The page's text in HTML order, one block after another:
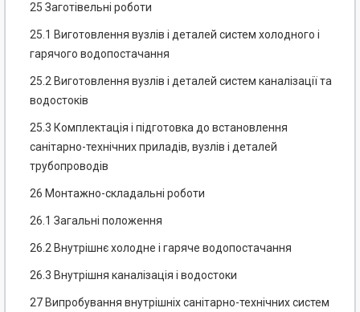
25 Заготівельні роботи
25.1 Виготовлення вузлів і деталей систем холодного і
гарячого водопостачання
25.2 Виготовлення вузлів і деталей систем каналізації та
водостоків
25.3 Комплектація і підготовка до встановлення
санітарно-технічних приладів, вузлів і деталей
трубопроводів
26 Монтажно-складальні роботи
26.1 Загальні положення
26.2 Внутрішнє холодне і гаряче водопостачання
26.3 Внутрішня каналізація і водостоки
27 Випробування внутрішніх санітарно-технічних систем